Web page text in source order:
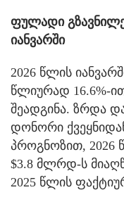
ფულადი
იანვარში
2026 წლის
წლიურად 16.6%-
შეადგინა. ზრდა
დონორი
პროგნოზით, 2026
$3.8 მლრდ-ს
2025 წლის